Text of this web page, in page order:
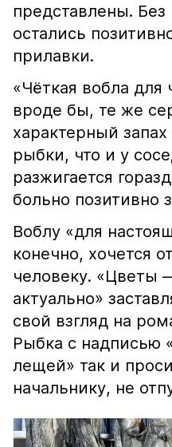
представлены.
остались
прилавки.
«Чёткая вобла
вроде бы, те же
характерный
рыбки, что и у
разжигается
больно позитивно
Воблу «для
конечно, хочется
человеку. «Цветы
актуально»
свой взгляд на
Рыбка с надписью
лещей» так и
начальнику, не